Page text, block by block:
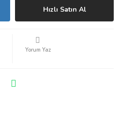
Hızlı Satın Al
Yorum Yaz